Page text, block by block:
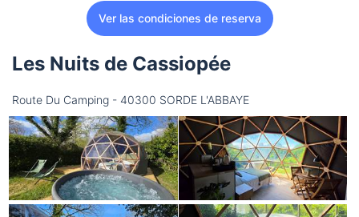
Ver las condiciones de reserva
Les Nuits de Cassiopée
Route Du Camping - 40300 SORDE L'ABBAYE